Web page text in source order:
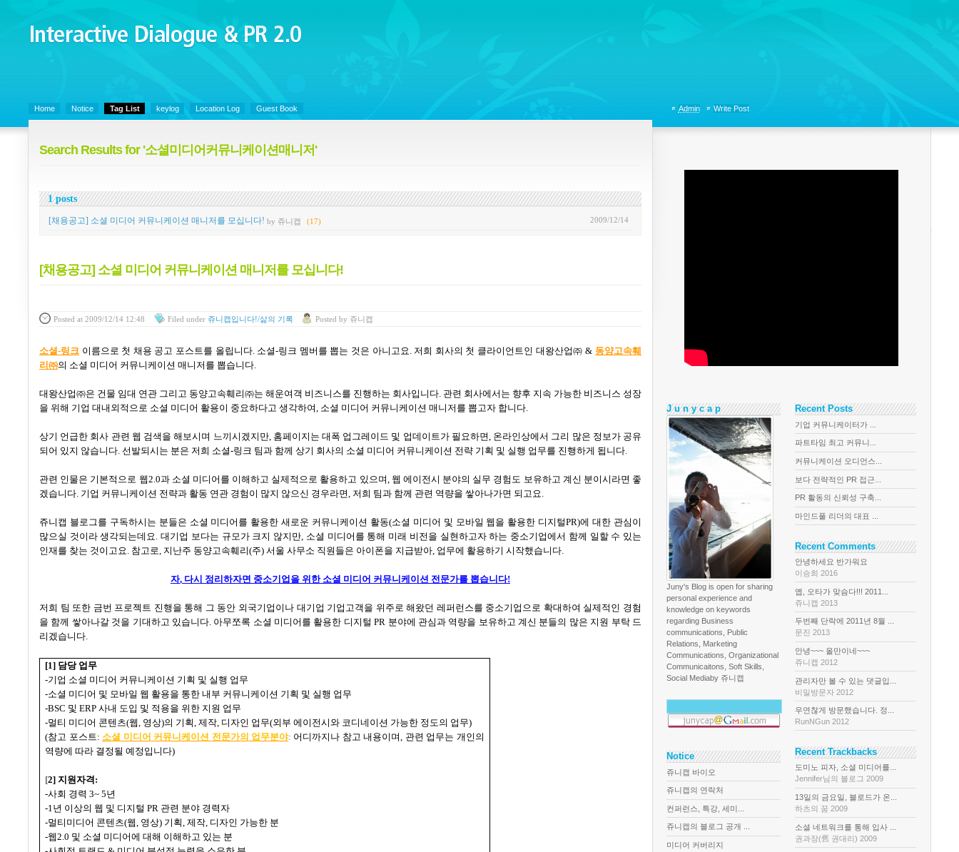
Interactive Dialogue &
PR 2.0
Home Notice Tag List keylog Location Log Guest Book
Search Results for '소셜미디어커뮤니케이션매니저'
1 posts
2009/12/14
[채용공고] 소셜 미디어 커뮤니케이션 매니저를 모십니다! by 쥬니캡 (17)
[채용공고] 소셜 미디어 커뮤니케이션 매니저를 모십니다!
Posted at 2009/12/14 12:48 Filed under 쥬니캡입니다!/삶의 기록 Posted by 쥬니캡
소셜-링크 이름으로 첫 채용 공고 포스트를 올립니다. 소셜-링크 멤버를 뽑는 것은 아니고요. 저희 회사의 첫 클라이언트인 대왕산업㈜ & 동양고속훼
리㈜의 소셜 미디어 커뮤니케이션 매니저를 뽑습니다.
대왕산업㈜은 건물 임대 연관 그리고 동양고속훼리㈜는 해운여객 비즈니스를 진행하는 회사입니다. 관련 회사에서는 향후 지속 가능한 비즈니스 성장
을 위해 기업 대내외적으로 소셜 미디어 활용이 중요하다고 생각하여, 소셜 미디어 커뮤니케이션 매니저를 뽑고자 합니다.
상기 언급한 회사 관련 웹 검색을 해보시며 느끼시겠지만, 홈페이지는 대폭 업그레이드 및 업데이트가 필요하면, 온라인상에서 그리 많은 정보가 공유
되어 있지 않습니다. 선발되시는 분은 저희 소셜-링크 팀과 함께 상기 회사의 소셜 미디어 커뮤니케이션 전략 기획 및 실행 업무를 진행하게 됩니다.
관련 인물은 기본적으로 웹2.0과 소셜 미디어를 이해하고 실제적으로 활용하고 있으며, 웹 에이전시 분야의 실무 경험도 보유하고 계신 분이시라면 좋
겠습니다. 기업 커뮤니케이션 전략과 활동 연관 경험이 많지 않으신 경우라면, 저희 팀과 함께 관련 역량을 쌓아나가면 되고요.
쥬니캡 블로그를 구독하시는 분들은 소셜 미디어를 활용한 새로운 커뮤니케이션 활동(소셜 미디어 및 모바일 웹을 활용한 디지털PR)에 대한 관심이
많으실 것이라 생각되는데요.대기업 보다는 규모가 크지 않지만, 소셜 미디어를 통해 미래 비전을 실현하고자 하는 중소기업에서 함께 일할 수 있는
인재를 찾는 것이고요. 참고로, 지난주 동양고속훼리(주) 서울 사무소 직원들은 아이폰을 지급받아, 업무에 활용하기 시작했습니다.
자, 다시 정리하자면 중소기업을 위한 소셜 미디어 커뮤니케이션 전문가를 뽑습니다!
저희 팀 또한 금번 프로젝트 진행을 통해 그 동안 외국기업이나 대기업 기업고객을 위주로 해왔던 레퍼런스를 중소기업으로 확대하여 실제적인 경험
을 함께 쌓아나갈 것을 기대하고 있습니다. 아무쪼록 소셜 미디어를 활용한 디지털 PR 분야에 관심과 역량을 보유하고 계신 분들의 많은 지원 부탁 드
리겠습니다.
[1] 담당 업무
-기업 소셜 미디어 커뮤니케이션 기획 및 실행 업무
-소셜 미디어 및 모바일 웹 활용을 통한 내부 커뮤니케이션 기획 및 실행 업무
-BSC 및 ERP사내 도입 및 적용을 위한 지원 업무
-멀티 미디어 콘텐츠(웹, 영상)의 기획,제작, 디자인 업무(외부 에이전시와 코디네이션 가능한 정도의 업무)
(참고 포스트: 소셜 미디어 커뮤니케이션 전문가의 업무분야: 어디까지나 참고 내용이며, 관련 업무는 개인의
역량에 따라 결정될 예정입니다)
[2]지원자격 :
-사회 경력 3~ 5년
-1년 이상의 웹 및 디지털 PR 관련 분야 경력자
-멀티미디어 콘텐츠(웹, 영상) 기획,제작, 디자인 가능한 분
-웹2.0 및 소셜 미디어에 대해 이해하고 있는 분
Admin Write Post
J u n y c a p
Juny's Blog is open for sharing
personal experience and
knowledge on keywords
regarding Business
communications, Public
Relations, Marketing
Communications, Organizational
Communicaitons, Soft Skills,
Social Mediaby 쥬니캡
Notice
쥬니캡 바이오
쥬니캡의 연락처
컨퍼런스, 특강, 세미...
쥬니캡의 블로그 공개 ...
미디어 커버리지
Recent Posts
기업 커뮤니케이터가 ...
파트타임 최고 커뮤니...
커뮤니케이션 오디언스...
보다 전략적인 PR 접근...
PR 활동의 신뢰성 구축...
마인드풀 리더의 대표 ...
Recent Comments
안녕하세요 반가워요
이승희 2016
옙, 오타가 맞슴다!!! 2011...
쥬니캡 2013
두번째 단락에 2011년 8월 ...
문진 2013
안녕~~~ 올만이네~~~
쥬니캡 2012
관리자만 볼 수 있는 댓글입...
비밀방문자 2012
우연찮게 방문했습니다. 정...
RunNGun 2012
Recent Trackbacks
도미노 피자, 소셜 미디어를...
Jennifer님의 블로그 2009
13일의 금요일, 블로드가 온...
하츠의 꿈 2009
소셜 네트워크를 통해 입사 ...
권과장(舊 권대리) 2009